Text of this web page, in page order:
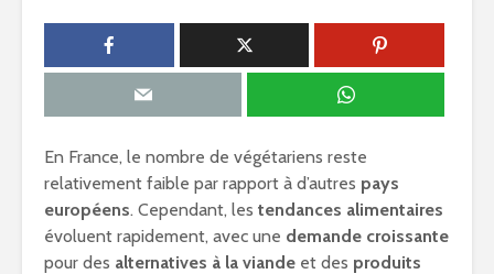
En France, le nombre de végétariens reste
relativement faible par rapport à d’autres pays
européens. Cependant, les tendances alimentaires
évoluent rapidement, avec une demande croissante
pour des alternatives à la viande et des produits